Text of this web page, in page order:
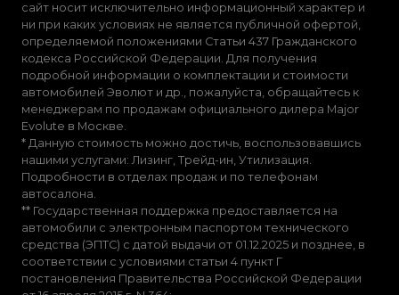
сайт носит исключительно информационный характер и
ни при каких условиях не является публичной офертой,
определяемой положениями Статьи 437 Гражданского
кодекса Российской Федерации. Для получения
подробной информации о комплектации и стоимости
автомобилей Эволют и др., пожалуйста, обращайтесь к
менеджерам по продажам официального дилера Major
Evolute в Москве.
* Данную стоимость можно достичь, воспользовавшись
нашими услугами: Лизинг, Трейд-ин, Утилизация.
Подробности в отделах продаж и по телефонам
автосалона.
** Государственная поддержка предоставляется на
автомобили с электронным паспортом технического
средства (ЭПТС) с датой выдачи от 01.12.2025 и позднее, в
соответствии с условиями статьи 4 пункт Г
постановления Правительства Российской Федерации